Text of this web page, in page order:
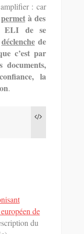
: car
permetà des
ELI de se
déclenchede
c’est par
documents,
la
.
de
du